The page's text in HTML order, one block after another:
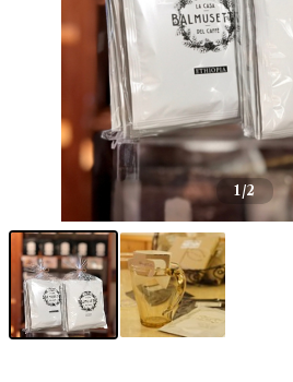
1/2